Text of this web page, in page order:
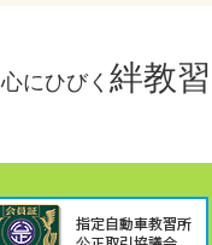
心にひびく 絆教習